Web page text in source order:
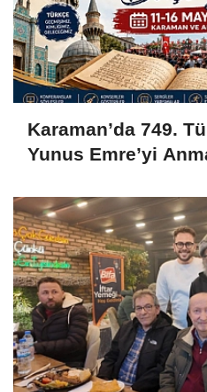
Karaman’da 749.
Yunus Emre’yi